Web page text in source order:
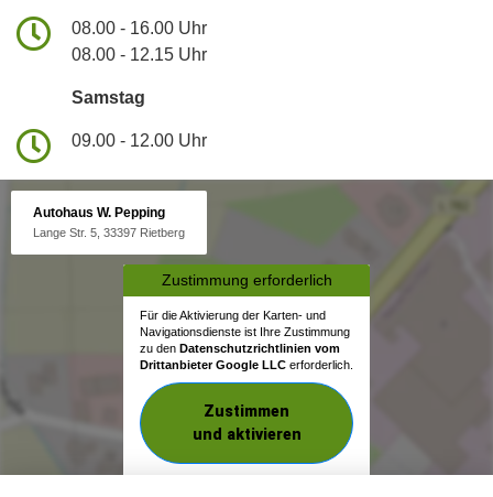
08.00 - 16.00 Uhr
08.00 - 12.15 Uhr
Samstag
09.00 - 12.00 Uhr
Autohaus W. Pepping
Lange Str. 5, 33397 Rietberg
Zustimmung erforderlich
Für die Aktivierung der Karten- und
Navigationsdienste ist Ihre Zustimmung
zu den Datenschutzrichtlinien vom
Drittanbieter Google LLC erforderlich.
Zustimmen
und aktivieren